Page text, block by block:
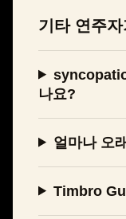
기타 연주
나요?
얼마나 오
Timbro